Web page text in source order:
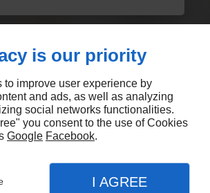
Agence Referencement SEO
is our priority
to improve user experience by
and ads, as well as analyzing
social networks functionalities.
you consent to the use of Cookies
Google Facebook.
I AGREE